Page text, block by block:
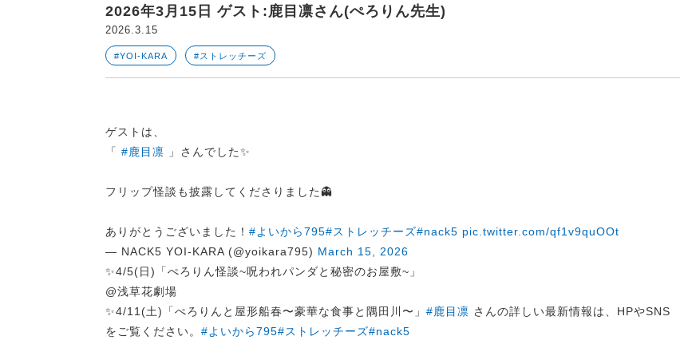
2026年3月15日 ゲスト:鹿目凛さん(ぺろりん先生)
2026.3.15
#YOI-KARA #ストレッチーズ
ゲストは、
「 #鹿目凛 」さんでした✨
フリップ怪談も披露してくださりました👻
ありがとうございました！ #よいから795#ストレッチーズ#nack5 pic.twitter.com/qf1v9quOOt
— NACK5 YOI-KARA (@yoikara795) March 15, 2026
✨4/5(日)「ぺろりん怪談~呪われパンダと秘密のお屋敷~」
@浅草花劇場
✨4/11(土)「ぺろりんと屋形船春〜豪華な食事と隅田川〜」 #鹿目凛 さんの詳しい最新情報は、HPやSNS
をご覧ください。 #よいから795#ストレッチーズ#nack5